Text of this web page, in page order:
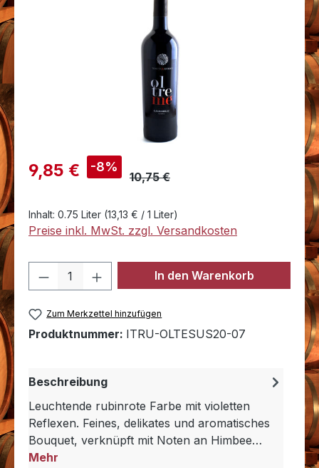
Verkaufspreis:
9,85 € -8%
10,75 €
Inhalt: 0.75 Liter (13,13 € / 1 Liter)
Preise inkl. MwSt. zzgl. Versandkosten
Produkt Anzahl: Gib den
In den Warenkorb
Zum Merkzettel hinzufügen
Produktnummer: ITRU-OLTESUS20-07
Beschreibung
Leuchtende rubinrote Farbe mit violetten
Reflexen. Feines, delikates und aromatisches
Bouquet, verknüpft mit Noten an Himbee…
Mehr